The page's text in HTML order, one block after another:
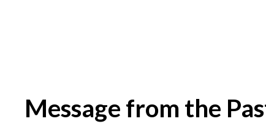
Message from the